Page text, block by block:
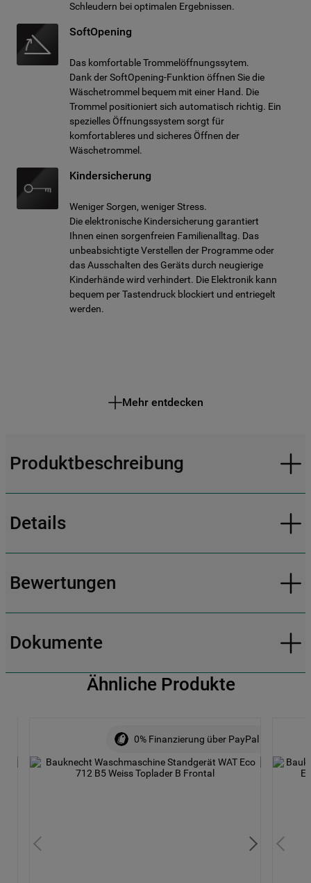
Schleudern bei optimalen Ergebnissen.
SoftOpening
Das komfortable Trommelöffnungssytem.
Dank der SoftOpening-Funktion öffnen Sie die
Wäschetrommel bequem mit einer Hand. Die
Trommel positioniert sich automatisch richtig. Ein
spezielles Öffnungssystem sorgt für
komfortableres und sicheres Öffnen der
Wäschetrommel.
Kindersicherung
Weniger Sorgen, weniger Stress.
Die elektronische Kindersicherung garantiert
Ihnen einen sorgenfreien Familienalltag. Das
unbeabsichtigte Verstellen der Programme oder
das Ausschalten des Geräts durch neugierige
Kinderhände wird verhindert. Die Elektronik kann
bequem per Tastendruck blockiert und entriegelt
werden.
Mehr entdecken
Produktbeschreibung
Details
Bewertungen
Dokumente
Ähnliche Produkte
0% Finanzierung über PayPal